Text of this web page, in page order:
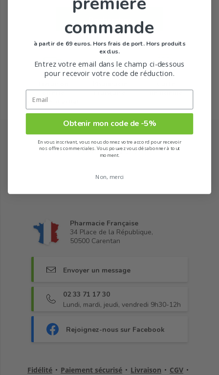
offerte
dès 49€ d'achat
Française
de fidélité
Pharmacie Française
34 Place de la République,
50500 Carentan
Envoyer un message
02 33 71 17 30
Lundi, mardi, jeudi, vendredi 9h30-12h
Rejoignez-nous sur Facebook
Fidélité • Paiement sécurisé • Livraison • CGV •
commande
à partir de 69 euros. Hors frais de port. Hors produits
exclus.
Entrez votre email dans le champ ci-dessous
pour recevoir votre code de réduction.
Obtenir mon code de -5%
En vous inscrivant, vous nous donnez votre accord pour recevoir
nos offres commerciales. Vous pouvez vous désabonner à tout
moment.
Non, merci